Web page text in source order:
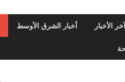
النوادر نيوز
آخر الأخبار أخبار الشرق الأوسط